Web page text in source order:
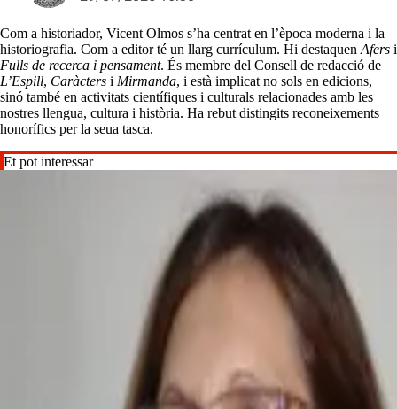
Com a historiador, Vicent Olmos s’ha centrat en l’època moderna i la
historiografia. Com a editor té un llarg currículum. Hi destaquenAfers i
Fulls de recerca i pensament. És membre del Consell de redacció de
L’Espill, Caràcters i Mirmanda, i està implicat no sols en edicions,
sinó també en activitats científiques i culturals relacionades amb les
nostres llengua, cultura i història. Ha rebut distingits reconeixements
honorífics per la seua tasca.
Et pot interessar